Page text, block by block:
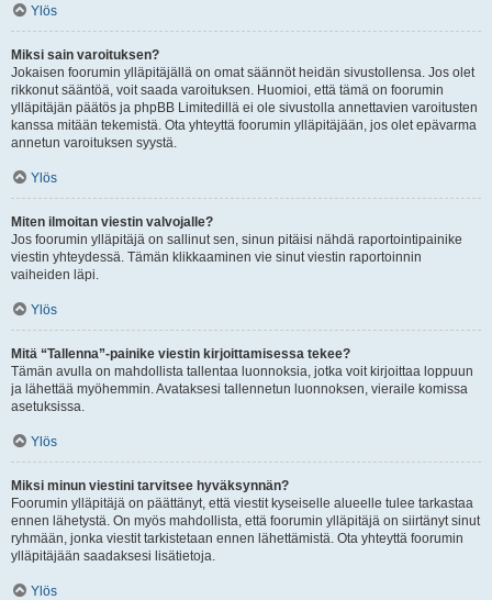
Ylös
Miksi sain varoituksen?
Jokaisen foorumin ylläpitäjällä on omat säännöt heidän sivustollensa. Jos olet
rikkonut sääntöä, voit saada varoituksen. Huomioi, että tämä on foorumin
ylläpitäjän päätös ja phpBB Limitedillä ei ole sivustolla annettavien varoitusten
kanssa mitään tekemistä. Ota yhteyttä foorumin ylläpitäjään, jos olet epävarma
annetun varoituksen syystä.
Ylös
Miten ilmoitan viestin valvojalle?
Jos foorumin ylläpitäjä on sallinut sen, sinun pitäisi nähdä raportointipainike
viestin yhteydessä. Tämän klikkaaminen vie sinut viestin raportoinnin
vaiheiden läpi.
Ylös
Mitä “Tallenna”-painike viestin kirjoittamisessa tekee?
Tämän avulla on mahdollista tallentaa luonnoksia, jotka voit kirjoittaa loppuun
ja lähettää myöhemmin. Avataksesi tallennetun luonnoksen, vieraile komissa
asetuksissa.
Ylös
Miksi minun viestini tarvitsee hyväksynnän?
Foorumin ylläpitäjä on päättänyt, että viestit kyseiselle alueelle tulee tarkastaa
ennen lähetystä. On myös mahdollista, että foorumin ylläpitäjä on siirtänyt sinut
ryhmään, jonka viestit tarkistetaan ennen lähettämistä. Ota yhteyttä foorumin
ylläpitäjään saadaksesi lisätietoja.
Ylös